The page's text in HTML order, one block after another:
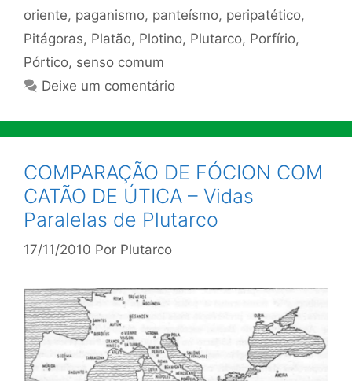
oriente, paganismo, panteísmo, peripatético,
Pitágoras, Platão, Plotino, Plutarco, Porfírio,
Pórtico, senso comum
Deixe um comentário
COMPARAÇÃO DE FÓCION COM
CATÃO DE ÚTICA – Vidas
Paralelas de Plutarco
17/11/2010 Por Plutarco